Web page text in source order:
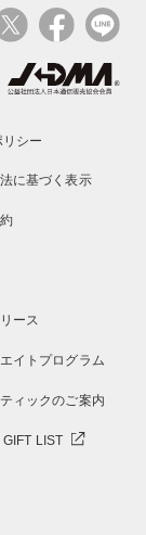
シー
に基づく表示
ース
イトプログラム
ィックのご案内
GIFT LIST